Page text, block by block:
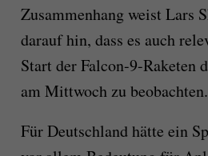
Zusammenhang weist Lars
darauf hin, dass es auch
Start der Falcon-9-Raketen
am Mittwoch zu beobachten.
Für Deutschland hätte ein